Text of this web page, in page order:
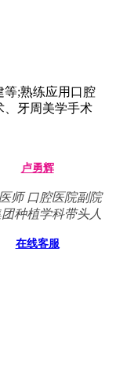
等;熟练应用口腔
、牙周美学手术
卢勇辉
师 口腔医院副院
团种植学科带头人
在线客服